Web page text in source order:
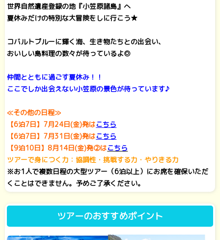
世界自然遺産登録の地『小笠原諸島』へ
夏休みだけの特別な大冒険をしに行こう★
コバルトブルーに輝く海、生き物たちとの出会い、
おいしい島料理の数々が待っているよ◎
仲間とともに過ごす夏休み！！
ここでしか出会えない小笠原の景色が待っています♪
≪その他の日程≫
【6泊7日】7月24日(金)発はこちら
【6泊7日】7月31日(金)発はこちら
【9泊10日】8月14日(金)発②はこちら
ツアーで身につく力：協調性・挑戦する力・やりきる力
※お1人で複数日程の大型ツアー（6泊以上）にお席を確保いただ
くことはできません。予めご了承ください。
ツアーのおすすめポイント